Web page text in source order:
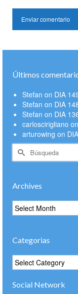
Últimos
Stefan on DIA
Stefan on DIA
Stefan on DIA
carloscirigliano on
arturowing on
Buscar
por:
Archives
Archives
Categorias
Categorias
Social Network